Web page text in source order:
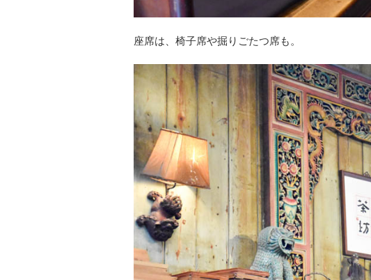
座席は、椅子席や掘りごたつ席も。